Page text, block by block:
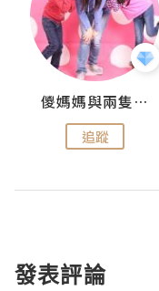
儍媽媽與兩隻小魔怪之家
追蹤
發表評論